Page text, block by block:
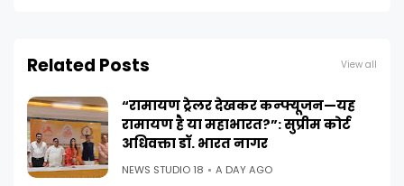
Related Posts View all
“रामायण ट्रेलर देखकर कन्फ्यूजन—यह
रामायण है या महाभारत?”: सुप्रीम कोर्ट
अधिवक्ता डॉ. भारत नागर
NEWS STUDIO 18 A DAY AGO